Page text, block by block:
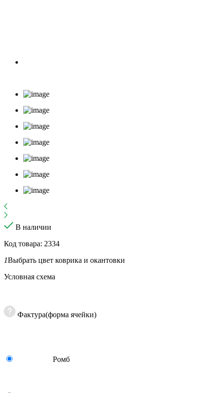
В наличии
Код товара: 2334
1Выбрать цвет коврика и окантовки
Условная схема
Фактура(форма ячейки)
Ромб